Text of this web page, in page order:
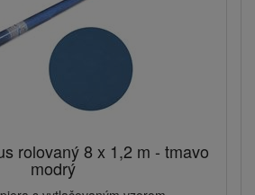
rolovaný 8 x 1,2 m - tmavo
modrý